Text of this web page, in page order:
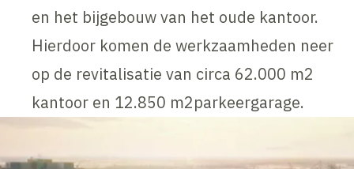
en het bijgebouw van het oude kantoor.
Hierdoor komen de werkzaamheden neer
op de revitalisatie van circa 62.000 m2
kantoor en 12.850 m2parkeergarage.